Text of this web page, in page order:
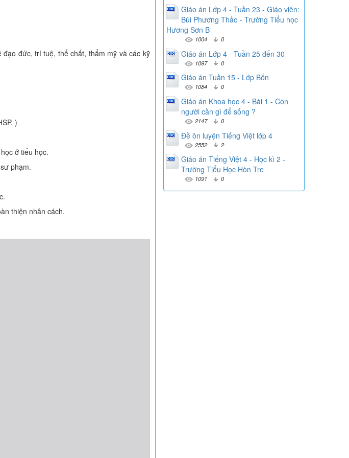
đức, trí tuệ, thể chất, thẩm mỹ và các kỹ
)
ở tiểu học.
phạm.
thiện nhân cách.
Giáo án Lớp 4 - Tuần 23 - Giáo viên:
Bùi Phương Thảo - Trường Tiểu học
Hương Sơn B
1004 0
Giáo án Lớp 4 - Tuần 25 đến 30
1097 0
Giáo án Tuần 15 - Lớp Bốn
1084 0
Giáo án Khoa học 4 - Bài 1 - Con
người cần gì để sống ?
2147 0
Đề ôn luyện Tiếng Việt lớp 4
2552 2
Giáo án Tiếng Việt 4 - Học kì 2 -
Trường Tiểu Học Hòn Tre
1091 0